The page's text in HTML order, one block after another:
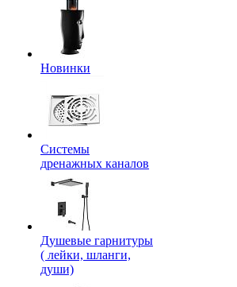
Новинки
Системы
дренажных каналов
Душевые гарнитуры
( лейки, шланги,
души)